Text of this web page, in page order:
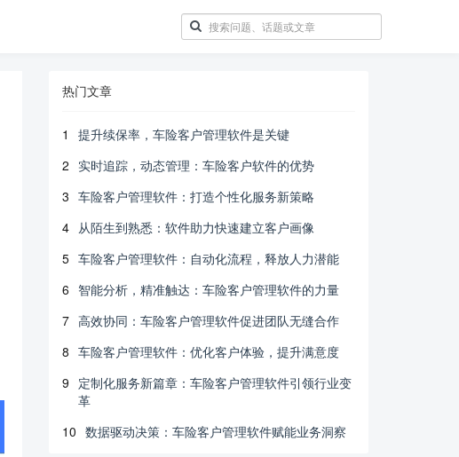
热门文章
1
提升续保率，车险客户管理软件是关键
2 实时追踪，动态管理：车险客户软件的优势
3 车险客户管理软件：打造个性化服务新策略
4 从陌生到熟悉：软件助力快速建立客户画像
5 车险客户管理软件：自动化流程，释放人力潜能
6 智能分析，精准触达：车险客户管理软件的力量
7 高效协同：车险客户管理软件促进团队无缝合作
8 车险客户管理软件：优化客户体验，提升满意度
9 定制化服务新篇章：车险客户管理软件引领行业变
革
10 数据驱动决策：车险客户管理软件赋能业务洞察